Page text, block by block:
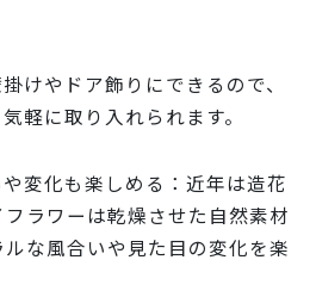
けやドア飾りにできるので、
軽に取り入れられます。
変化も楽しめる：近年は造花
ラワーは乾燥させた自然素材
な風合いや見た目の変化を楽